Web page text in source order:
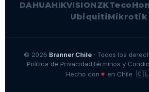
DAHUAHIKVISIONZKTeco
UbiquitiMikrotik
© 2026 Branner Chile· Todos los
Política de PrivacidadTérminos y
Hecho con ♥ en Chile